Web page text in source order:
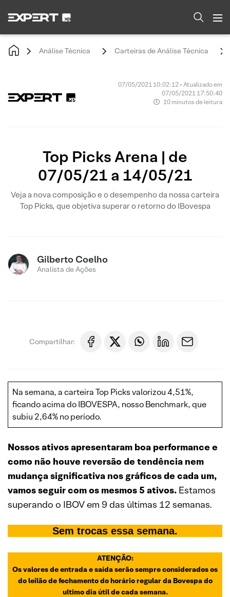
Análise Técnica Carteiras de Análise Técnica
07/05/2021 10:02:12 • Atualizado em
07/05/2021 17:50:40
10 minutos de leitura
Top Picks Arena | de
07/05/21 a 14/05/21
Veja a nova composição e o desempenho da nossa carteira
Top Picks, que objetiva superar o retorno do IBovespa
Gilberto Coelho
Analista de Ações
Compartilhar:
Na semana, a carteira Top Picks valorizou 4,51%,
ficando acima do IBOVESPA, nosso Benchmark, que
subiu 2,64% no período.
Nossos ativos apresentaram boa performance e
como não houve reversão de tendência nem
mudança significativa nos gráficos de cada um,
vamos seguir com os mesmos 5 ativos. Estamos
superando o IBOV em 9 das últimas 12 semanas.
Sem trocas essa semana.
ATENÇÃO:
Os valores de entrada e saída serão sempre considerados os
do leilão de fechamento do horário regular da Bovespa do
ultimo dia útil de cada semana.